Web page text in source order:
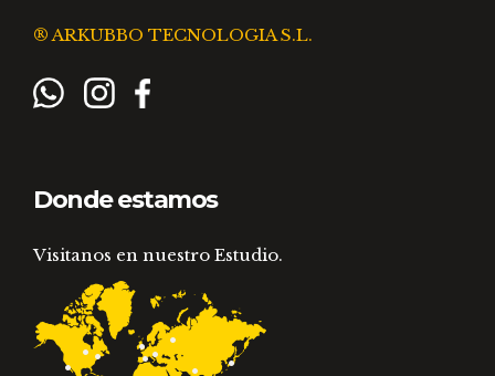
® ARKUBBO TECNOLOGIA S.L.
Donde estamos
Visitanos en nuestro Estudio.